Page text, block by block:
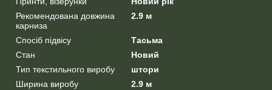
Рекомендована довжина
карниза
2.9 м
Спосіб підвісу
Тасьма
Стан
Новий
Тип текстильного виробу
штори
Ширина виробу
2.9 м